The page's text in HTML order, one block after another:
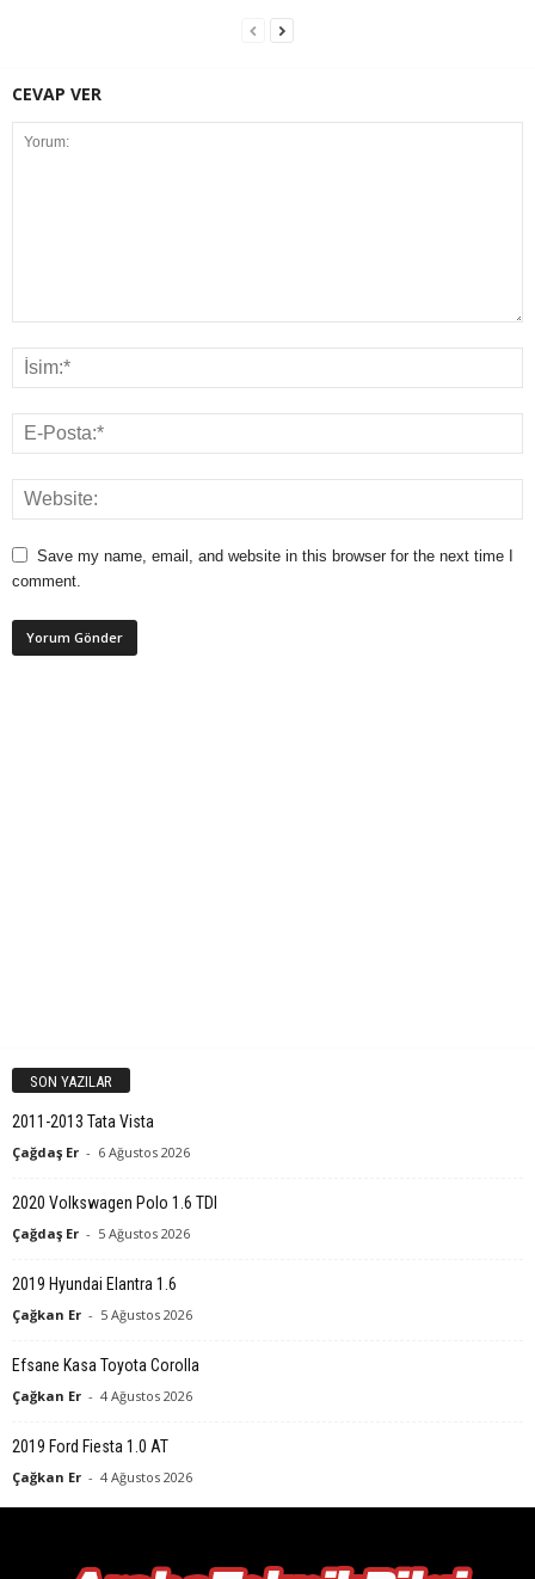
CEVAP VER
Save my name, email, and website in this browser for the next time I
comment.
SON YAZILAR
2011-2013 Tata Vista
Çağdaş Er - 6 Ağustos 2026
2020 Volkswagen Polo 1.6 TDI
Çağdaş Er - 5 Ağustos 2026
2019 Hyundai Elantra 1.6
Çağkan Er - 5 Ağustos 2026
Efsane Kasa Toyota Corolla
Çağkan Er - 4 Ağustos 2026
2019 Ford Fiesta 1.0 AT
Çağkan Er - 4 Ağustos 2026